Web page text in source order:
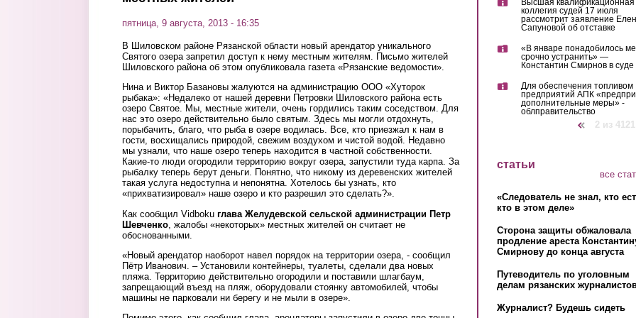
пятница, 9 августа, 2013 - 16:35
В Шиловском районе Рязанской области новый арендатор уникального
Святого озера запретил доступ к нему местным жителям. Письмо жителей
Шиловского района об этом опубликовала газета «Рязанские ведомости».
Нина и Виктор Базановы жалуются на администрацию ООО «Хуторок
рыбака»: «Недалеко от нашей деревни Петровки Шиловского района есть
озеро Святое. Мы, местные жители, очень гордились таким соседством. Для
нас это озеро действительно было святым. Здесь мы могли отдохнуть,
порыбачить, благо, что рыба в озере водилась. Все, кто приезжал к нам в
гости, восхищались природой, свежим воздухом и чистой водой. Недавно
мы узнали, что наше озеро теперь находится в частной собственности.
Какие-то люди огородили территорию вокруг озера, запустили туда карпа. За
рыбалку теперь берут деньги. Понятно, что никому из деревенских жителей
такая услуга недоступна и непонятна. Хотелось бы узнать, кто
«прихватизировал» наше озеро и кто разрешил это сделать?».
Как сообщил Vidboku глава Желудевской сельской администрации Петр
Шевченко , жалобы «некоторых» местных жителей он считает не
обоснованными.
«Новый арендатор наоборот навел порядок на территории озера, - сообщил
Пётр Иванович. – Установили контейнеры, туалеты, сделали два новых
пляжа. Территорию действительно огородили и поставили шлагбаум,
запрещающий въезд на пляж, оборудовали стоянку автомобилей, чтобы
машины не парковали ни берегу и не мыли в озере».
Высшая квалификационная
коллегия судей 17 июля
рассмотрит заявление
Сапуновой об отставке
«В январе понадобилось
срочно устранить» —
Константин Смирнов в суде
Для обеспечения топливом
предприятий АПК
дополнительные меры» -
облправительство
2 из 4121
статьи
все
«Следователь не знал, кто
кто в этом деле»
Сторона защиты обжаловала
продление ареста
Смирнову до конца августа
Путеводитель по уголовным
делам рязанских
Журналист? Будешь сидеть